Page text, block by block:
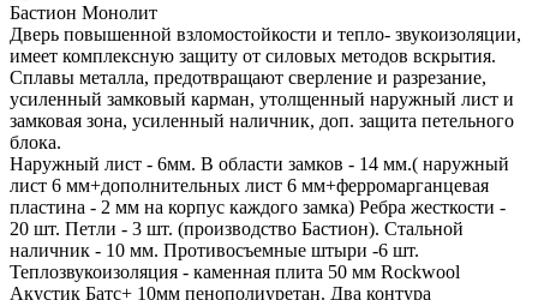
Бастион Монолит
Дверь повышенной взломостойкости и тепло- звукоизоляции,
имеет комплексную защиту от силовых методов вскрытия.
Сплавы металла, предотвращают сверление и разрезание,
усиленный замковый карман, утолщенный наружный лист и
замковая зона, усиленный наличник, доп. защита петельного
блока.
Наружный лист - 6мм. В области замков - 14 мм.( наружный
лист 6 мм+дополнительных лист 6 мм+ферромарганцевая
пластина - 2 мм на корпус каждого замка) Ребра жесткости -
20 шт. Петли - 3 шт. (производство Бастион). Стальной
наличник - 10 мм. Противосъемные штыри -6 шт.
Теплозвукоизоляция - каменная плита 50 мм Rockwool
Акустик Батс+ 10мм пенополиуретан. Два контура